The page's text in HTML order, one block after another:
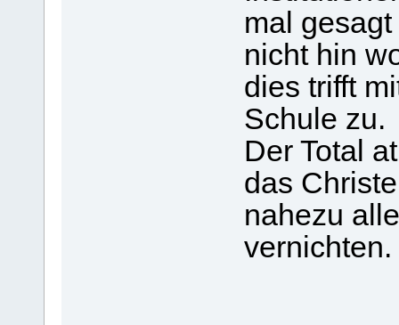
mal
nicht hin
dies trifft
Schule zu.
Der Total
das
nahezu
vernichten.